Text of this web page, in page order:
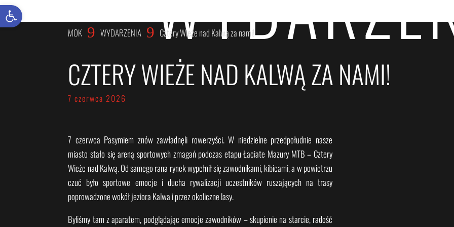
MOK 9 WYDARZENIA 9 Cztery Wieże nad Kalwą za nami!
CZTERY WIEŻE NAD KALWĄ ZA NAMI!
7 czerwca 2026
7 czerwca Pasymiem znów zawładnęli rowerzyści. W niedzielne przedpołudnie nasze
miasto stało się areną sportowych zmagań podczas etapu Łaciate Mazury MTB – Cztery
Wieże nad Kalwą. Od samego rana rynek wypełnił się zawodnikami, kibicami, a w powietrzu
czuć było sportowe emocje i ducha rywalizacji uczestników ruszających na trasy
poprowadzone wokół jeziora Kalwa i przez okoliczne lasy.
Byliśmy tam z aparatem, podglądając emocje zawodników – skupienie na starcie, radość
Otwórz pasek narzędzi